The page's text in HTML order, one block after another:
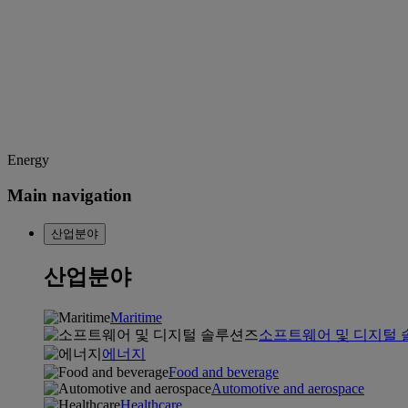
Energy
Main navigation
산업분야
산업분야
Maritime
소프트웨어 및 디지털
에너지
Food and beverage
Automotive and aerospace